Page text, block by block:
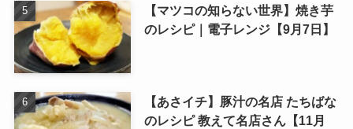
【マツコの知らない世界】焼き芋
のレシピ｜電子レンジ【9月7日】
【あさイチ】豚汁の名店 たちばな
のレシピ 教えて名店さん【11月